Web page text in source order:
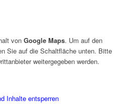
von Google Maps. Um auf den
Sie auf die Schaltfläche unten. Bitte
weitergegeben werden.
Inhalte entsperren